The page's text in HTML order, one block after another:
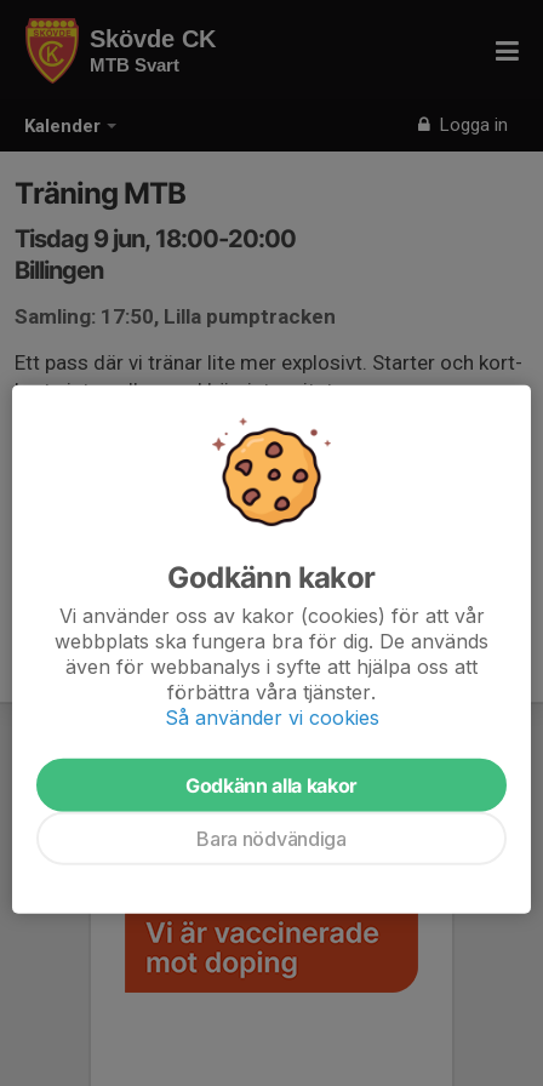
Kalender Logga in
Skövde CK
MTB Svart
Träning MTB
Tisdag 9 jun, 18:00-20:00
Billingen
Samling: 17:50, Lilla pumptracken
Ett pass där vi tränar lite mer explosivt. Starter och kort-
korta intervaller med hög intensitet.
Godkänn kakor
Vi använder oss av kakor (cookies) för att vår
webbplats ska fungera bra för dig. De används
även för webbanalys i syfte att hjälpa oss att
förbättra våra tjänster.
Så använder vi cookies
Godkänn alla kakor
Bara nödvändiga